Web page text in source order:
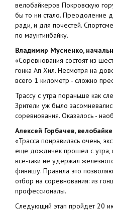
велобайкеров Покровскую
бы то ни стало. Преодоление
ради, и для почестей.
по маунтинбайку.
Владимир Мусиенко,
«Соревнования состоят из
гонка Ап Хил. Несмотря на
всего 1 километр - сложно
Трассу с утра пораньше как
Зрители уж было
соревнования. Оказалось -
Алексей Горбачев,
«Трасса понравилась очень,
еще дождичек прошел с
все-таки не удержал
финишу. Правила это
отбор на соревнования: из
профессионалы.
Следующий этап пройдет 20